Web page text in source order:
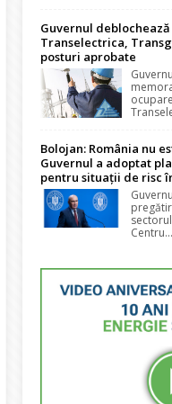
Guvernul
Transelectrica,
posturi aprobate
Bolojan: România nu
Guvernul a adoptat
pentru situații de risc
Centru...